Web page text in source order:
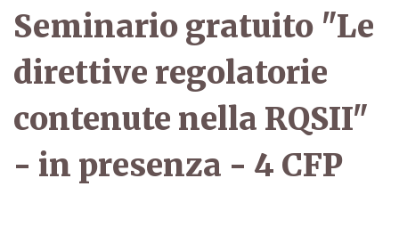
Seminario gratuito "Le
direttive regolatorie
contenute nella RQSII"
- in presenza - 4 CFP